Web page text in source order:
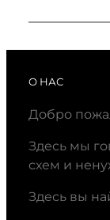
О НАС
Добро
Здесь мы
схем и
Здесь вы